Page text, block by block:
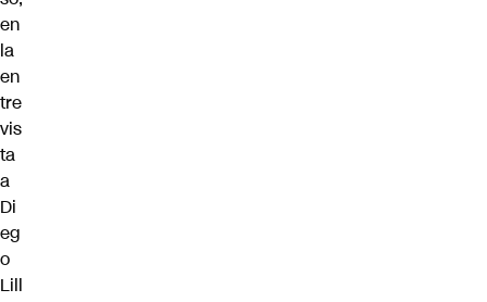
en
la
en
tre
vis
ta
a
Di
eg
o
Lill